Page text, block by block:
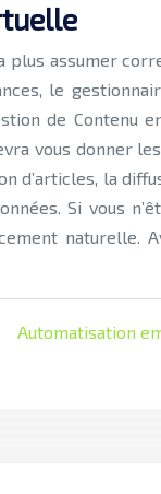
assumer
le
de
vous donner
d’articles, la
Si vous
Automatisation